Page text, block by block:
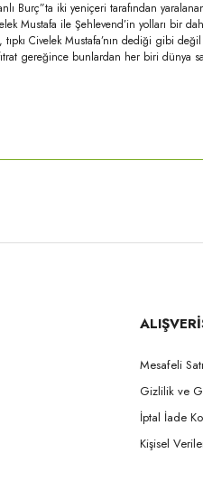
Burç”ta iki yeniçeri tarafından
Mustafa ile Şehlevend’in yolları bir
Civelek Mustafa’nın dediği gibi
gereğince bunlardan her biri dünya
Mesafeli
Gizlilik ve
İptal İade
Kişisel